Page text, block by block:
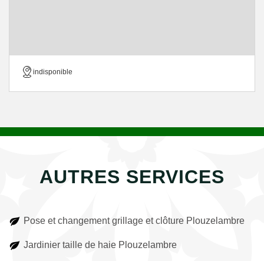
indisponible
AUTRES SERVICES
Pose et changement grillage et clôture Plouzelambre
Jardinier taille de haie Plouzelambre